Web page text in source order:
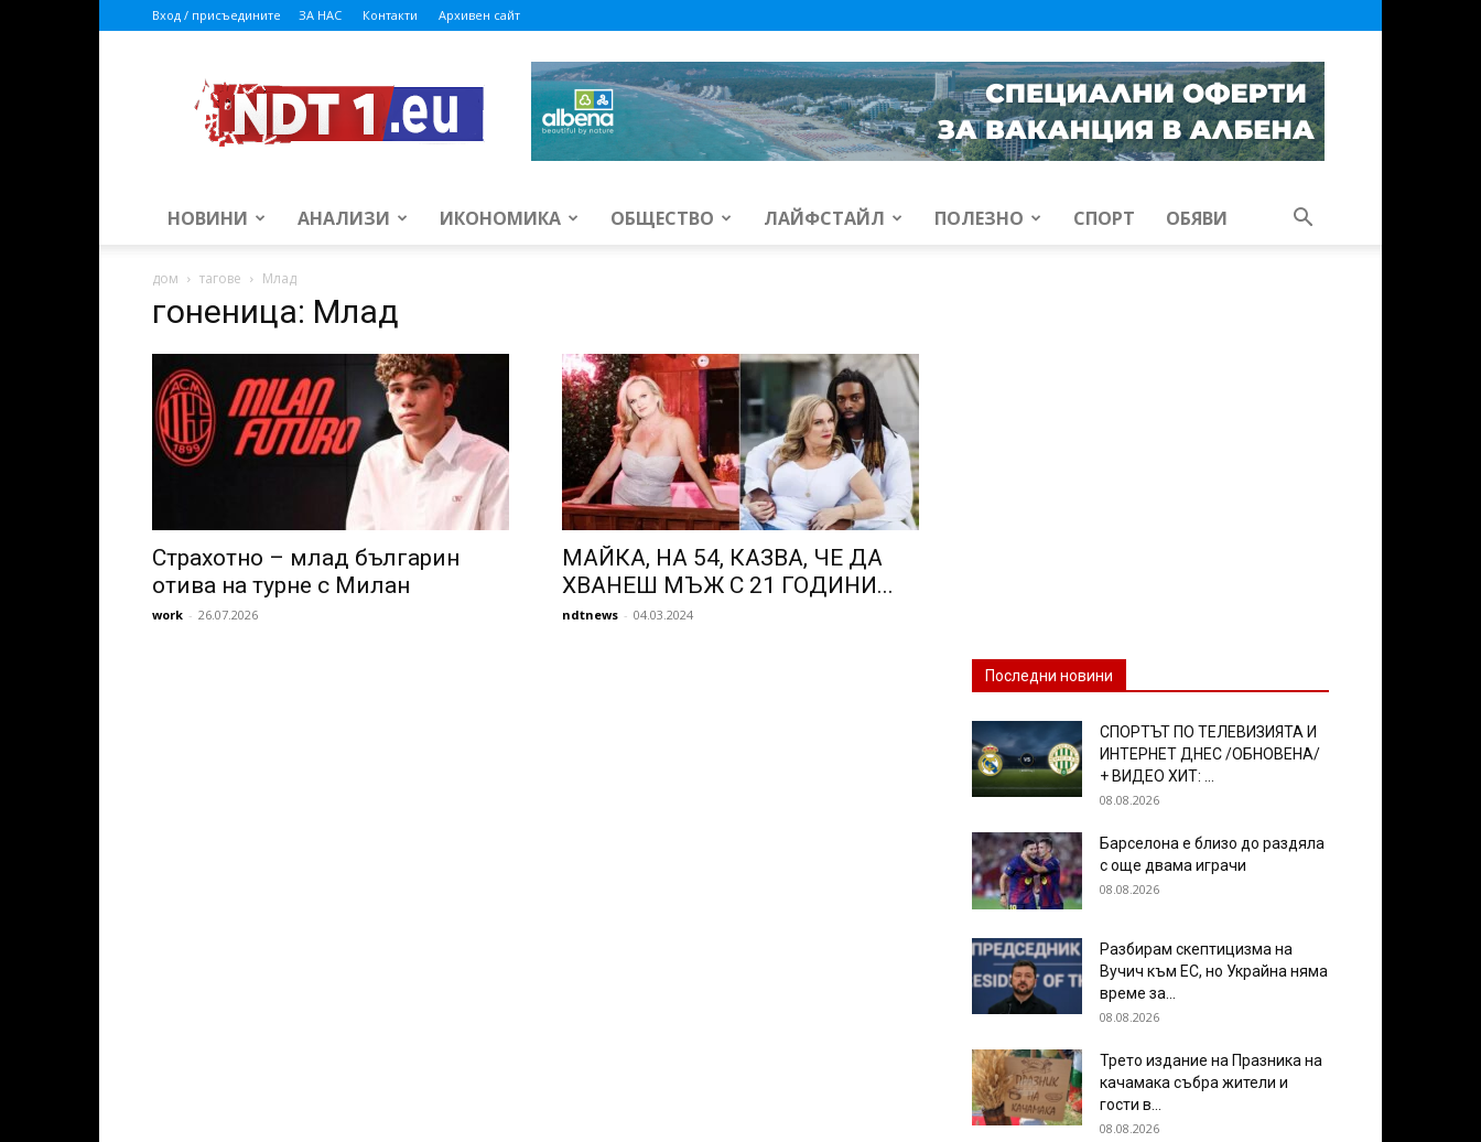
Вход / присъедините ЗА НАС Контакти Архивен сайт
НОВИНИ АНАЛИЗИ ИКОНОМИКА ОБЩЕСТВО ЛАЙФСТАЙЛ ПОЛЕЗНО СПОРТ ОБЯВИ
дом тагове Млад
гоненица: Млад
Страхотно – млад българин
отива на турне с Милан
work - 26.07.2026
МАЙКА, НА 54, КАЗВА, ЧЕ ДА
ХВАНЕШ МЪЖ С 21 ГОДИНИ...
ndtnews - 04.03.2024
Последни новини
СПОРТЪТ ПО ТЕЛЕВИЗИЯТА И
ИНТЕРНЕТ ДНЕС /ОБНОВЕНА/
+ ВИДЕО ХИТ: ...
08.08.2026
Барселона е близо до раздяла
с още двама играчи
08.08.2026
Разбирам скептицизма на
Вучич към ЕС, но Украйна няма
време за...
08.08.2026
Трето издание на Празника на
качамака събра жители и
гости в...
08.08.2026